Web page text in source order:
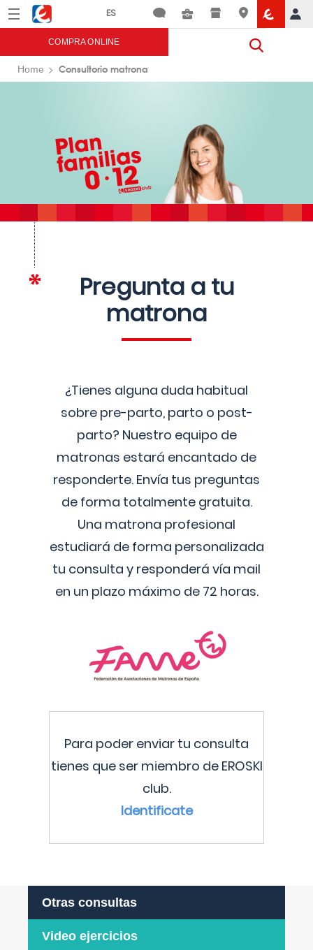
Menú Eroski
COMPRA ONLINE
Home Consultorio matrona
Pregunta a tu
matrona
¿Tienes alguna duda habitual
sobre pre-parto, parto o post-
parto? Nuestro equipo de
matronas estará encantado de
responderte. Envía tus preguntas
de forma totalmente gratuita.
Una matrona profesional
estudiará de forma personalizada
tu consulta y responderá vía mail
en un plazo máximo de 72 horas.
Para poder enviar tu consulta
tienes que ser miembro de EROSKI
club.
Identificate
Otras consultas
Video ejercicios